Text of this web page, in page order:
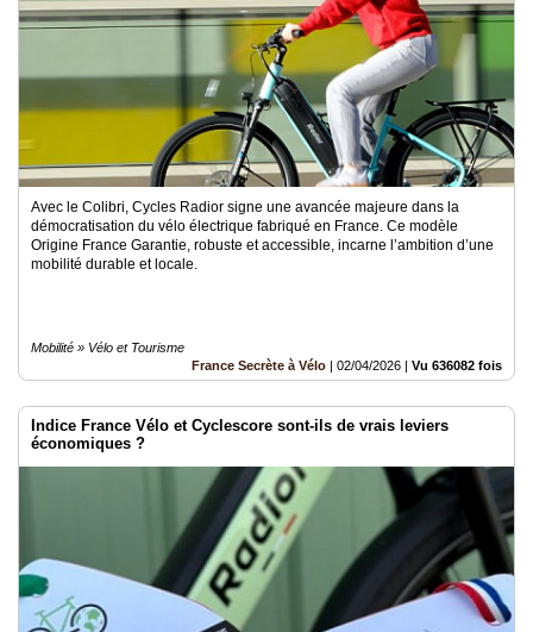
Avec le Colibri, Cycles Radior signe une avancée majeure dans la
démocratisation du vélo électrique fabriqué en France. Ce modèle
Origine France Garantie, robuste et accessible, incarne l’ambition d’une
mobilité durable et locale.
Mobilité » Vélo et Tourisme
France Secrète à Vélo | 02/04/2026 | Vu 636082 fois
Indice France Vélo et Cyclescore sont-ils de vrais leviers
économiques ?